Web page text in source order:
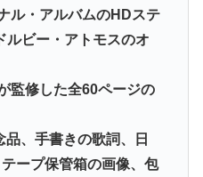
ル・アルバムのHDステ
ルビー・アトモスのオ
監修した全60ページの
、手書きの歌詞、日
ープ保管箱の画像、包